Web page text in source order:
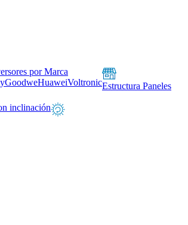
por Marca
GoodweHuaweiVoltronicEstructura Paneles
inclinación